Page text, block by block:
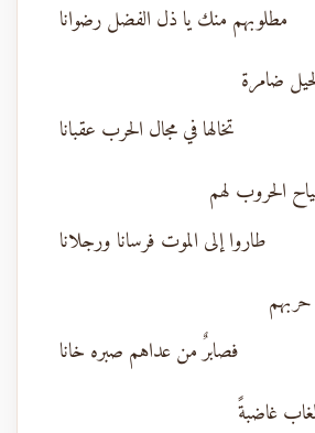
مطلوبهم منك يا ذل الفضل رضوانا
ضامرة
تخالها في مجال الحرب عقبانا
الحروب لهم
طاروا إلى الموت فرسانا ورجلانا
حربهم
فصابرٌ من عداهم صبره خانا
غاضبةً